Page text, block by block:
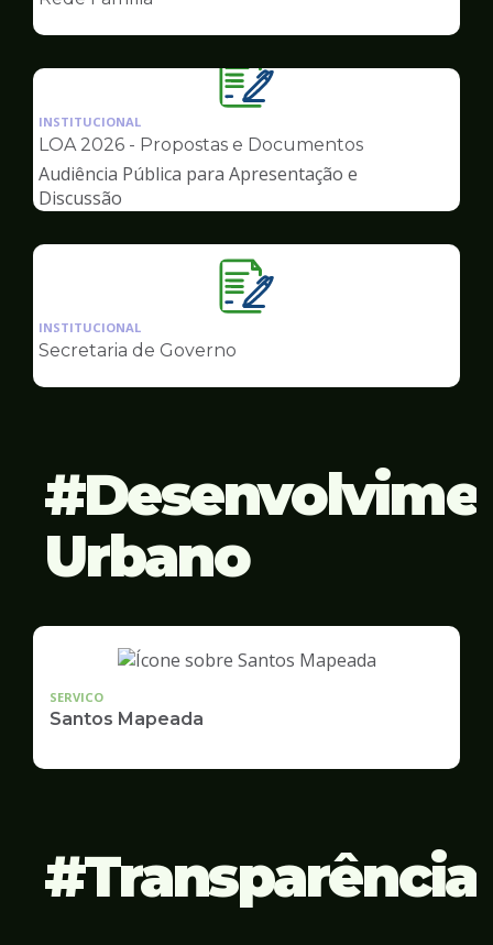
Governo
Ilustração
da
pagina
Governo
INSTITUCIONAL
LOA 2026 - Propostas e Documentos
Audiência Pública para Apresentação e
Discussão
Ilustração
da
Governo
INSTITUCIONAL
Secretaria de Governo
Urbano
SERVICO
Santos Mapeada
Transparência